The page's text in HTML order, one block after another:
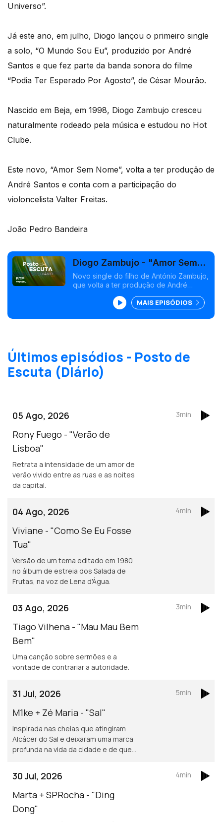
Universo”.
Já este ano, em julho, Diogo lançou o primeiro single
a solo, “O Mundo Sou Eu”, produzido por André
Santos e que fez parte da banda sonora do filme
“Podia Ter Esperado Por Agosto”, de César Mourão.
Nascido em Beja, em 1998, Diogo Zambujo cresceu
naturalmente rodeado pela música e estudou no Hot
Clube.
Este novo, “Amor Sem Nome”, volta a ter produção de
André Santos e conta com a participação do
violoncelista Valter Freitas.
João Pedro Bandeira
Diogo Zambujo - "Amor Sem
Nome"
Novo single do filho de António Zambujo,
que volta a ter produção de André
violoncelista Valter FreitasMAIS EPISÓDIOS
Últimos episódios - Posto de
Escuta (Diário)
05 Ago, 2026
Rony Fuego - "Verão de
Lisboa"
Retrata a intensidade de um amor de
verão vivido entre as ruas e as noites
da capital.
3min
04 Ago, 2026
Viviane - "Como Se Eu Fosse
Tua"
Versão de um tema editado em 1980
no álbum de estreia dos Salada de
Frutas, na voz de Lena d'Água.
4min
03 Ago, 2026
Tiago Vilhena - "Mau Mau Bem
Bem"
Uma canção sobre sermões e a
vontade de contrariar a autoridade.
3min
31 Jul, 2026
M1ke + Zé Maria - "Sal"
Inspirada nas cheias que atingiram
Alcácer do Sal e deixaram uma marca
profunda na vida da cidade e de quem
5min
30 Jul, 2026
Marta + SPRocha - "Ding
Dong"
4min